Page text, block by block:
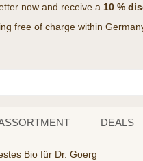
now and receive a 10 %
free of charge within
DEALS
Bio für Dr. Goerg